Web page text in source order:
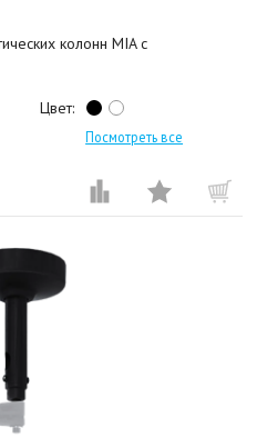
колонн MIA с
Цвет:
Посмотреть все